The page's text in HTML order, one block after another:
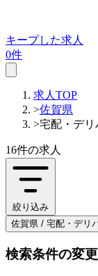
キープした求人
0件
求人TOP
>佐賀県
>宅配・デリ
16件の求人
絞り込み
佐賀県 / 宅配・デリ
検索条件の変更